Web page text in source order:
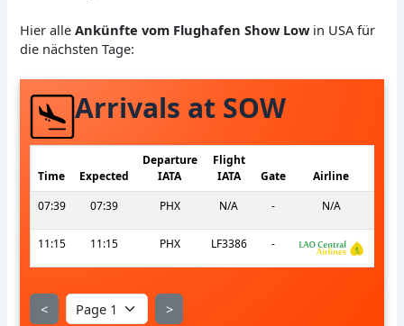
Hier alleAnkünfte vom Flughafen Show Lowin USA für
die nächsten Tage:
Arrivals at SOW
Time Expected
Departure
IATA
Flight
IATA
Gate
Airline
07:39
07:39 PHX N/A - N/A
11:15 11:15 PHX LF3386 -
< >